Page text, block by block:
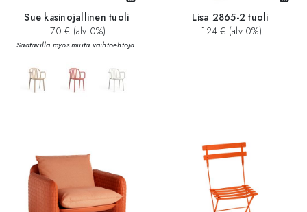
Sue käsinojallinen tuoli
70 € (alv 0%)
Saatavilla myös muita vaihtoehtoja.
Lisa 2865-2 tuoli
124 € (alv 0%)